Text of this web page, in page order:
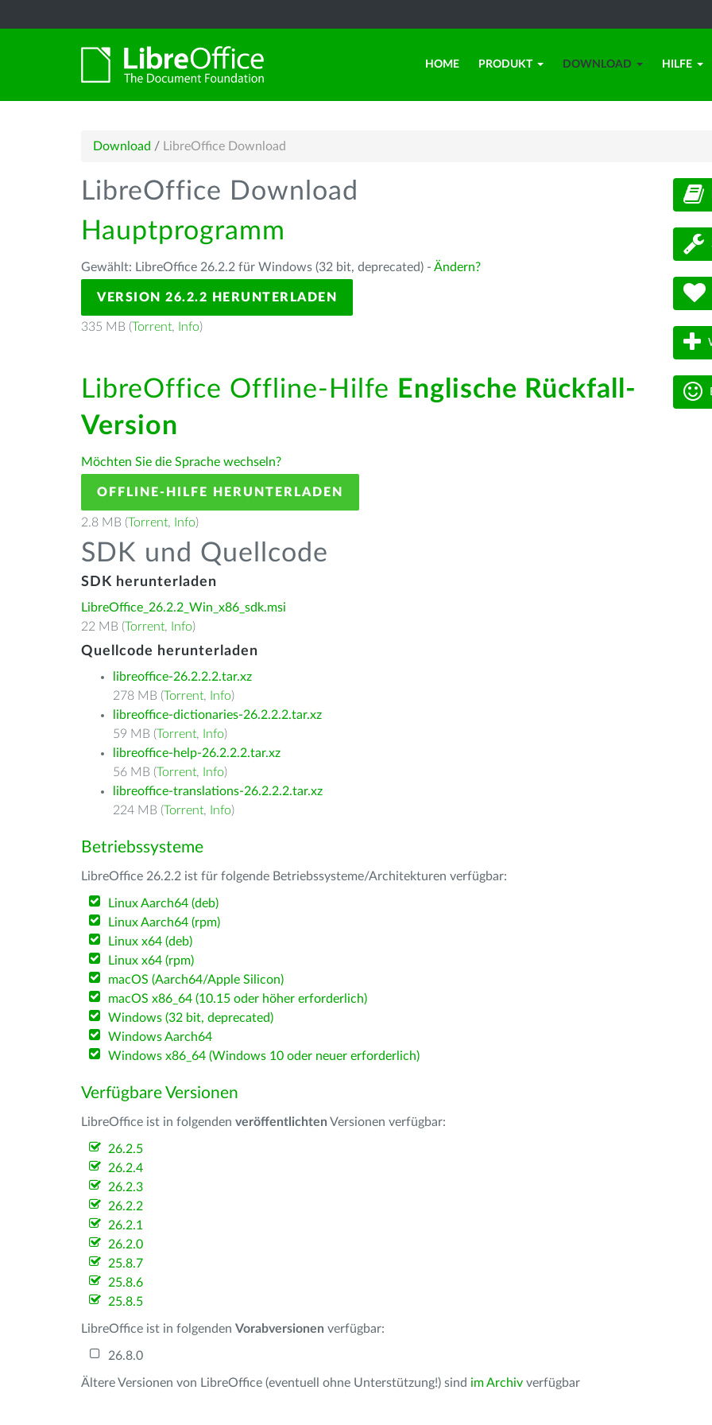
HOME PRODUKT DOWNLOAD HILFE
Download / LibreOffice Download
LibreOffice Download
Hauptprogramm
Gewählt: LibreOffice 26.2.2 für Windows (32 bit, deprecated) - Ändern?
VERSION 26.2.2 HERUNTERLADEN
335 MB (Torrent, Info)
LibreOffice Offline-Hilfe Englische Rückfall-
Version
Möchten Sie die Sprache wechseln?
OFFLINE-HILFE HERUNTERLADEN
2.8 MB (Torrent, Info)
SDK und Quellcode
SDK herunterladen
LibreOffice_26.2.2_Win_x86_sdk.msi
22 MB (Torrent, Info)
Quellcode herunterladen
libreoffice-26.2.2.2.tar.xz
278 MB (Torrent, Info)
libreoffice-dictionaries-26.2.2.2.tar.xz
59 MB (Torrent, Info)
libreoffice-help-26.2.2.2.tar.xz
56 MB (Torrent, Info)
libreoffice-translations-26.2.2.2.tar.xz
224 MB (Torrent, Info)
Betriebssysteme
LibreOffice 26.2.2 ist für folgende Betriebssysteme/Architekturen verfügbar:
Linux Aarch64 (deb)
Linux Aarch64 (rpm)
Linux x64 (deb)
Linux x64 (rpm)
macOS (Aarch64/Apple Silicon)
macOS x86_64 (10.15 oder höher erforderlich)
Windows (32 bit, deprecated)
Windows Aarch64
Windows x86_64 (Windows 10 oder neuer erforderlich)
Verfügbare Versionen
LibreOffice ist in folgenden veröffentlichten Versionen verfügbar:
26.2.5
26.2.4
26.2.3
26.2.2
26.2.1
26.2.0
25.8.7
25.8.6
25.8.5
LibreOffice ist in folgenden Vorabversionen verfügbar:
26.8.0
Ältere Versionen von LibreOffice (eventuell ohne Unterstützung!) sind im Archiv verfügbar